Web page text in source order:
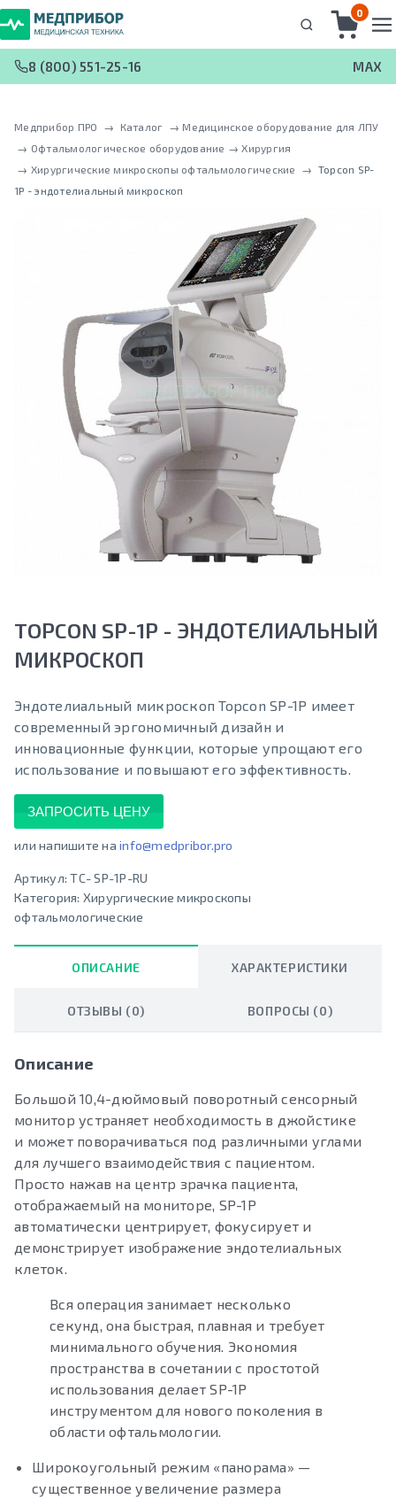
0
8 (800) 551-25-16 MAX
Медприбор ПРО → Каталог → Медицинское оборудование для ЛПУ
→ Офтальмологическое оборудование → Хирургия
→ Хирургические микроскопы офтальмологические → Topcon SP-
1P - эндотелиальный микроскоп
TOPCON SP-1P - ЭНДОТЕЛИАЛЬНЫЙ
МИКРОСКОП
Эндотелиальный микроскоп Topcon SP-1P имеет
современный эргономичный дизайн и
инновационные функции, которые упрощают его
использование и повышают его эффективность.
ЗАПРОСИТЬ ЦЕНУ
или напишите на info@medpribor.pro
Артикул:TC- SP-1P-RU
Категория: Хирургические микроскопы
офтальмологические
ОПИСАНИЕ ХАРАКТЕРИСТИКИ
ОТЗЫВЫ (0) ВОПРОСЫ (0)
Описание
Большой 10,4-дюймовый поворотный сенсорный
монитор устраняет необходимость в джойстике
и может поворачиваться под различными углами
для лучшего взаимодействия с пациентом.
Просто нажав на центр зрачка пациента,
отображаемый на мониторе, SP-1P
автоматически центрирует, фокусирует и
демонстрирует изображение эндотелиальных
клеток.
Вся операция занимает несколько
секунд, она быстрая, плавная и требует
минимального обучения. Экономия
пространства в сочетании с простотой
использования делает SP-1P
инструментом для нового поколения в
области офтальмологии.
Широкоугольный режим «панорама» —
существенное увеличение размера